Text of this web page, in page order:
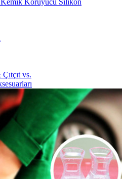
Kemik Koruyucu Silikon
vs.